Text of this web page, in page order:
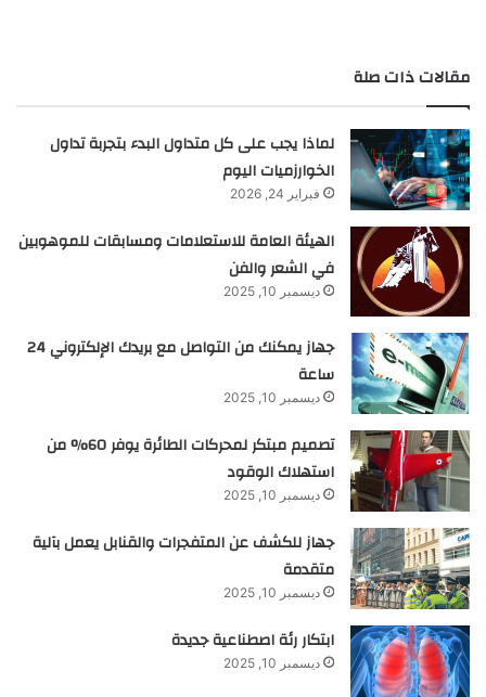
مقالات ذات صلة
لماذا يجب على كل متداول البدء بتجربة تداول
الخوارزميات اليوم
فبراير 24, 2026
الهيئة العامة للاستعلامات ومسابقات للموهوبين
في الشعر والفن
ديسمبر 10, 2025
جهاز يمكنك من التواصل مع بريدك الإلكتروني 24
ساعة
ديسمبر 10, 2025
تصميم مبتكر لمحركات الطائرة يوفر 60% من
استهلاك الوقود
ديسمبر 10, 2025
جهاز للكشف عن المتفجرات والقنابل يعمل بآلية
متقدمة
ديسمبر 10, 2025
ابتكار رئة اصطناعية جديدة
ديسمبر 10, 2025